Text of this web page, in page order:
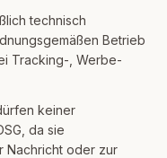
technisch
Betrieb
Tracking-, Werbe-
keiner
da sie
Nachricht oder zur